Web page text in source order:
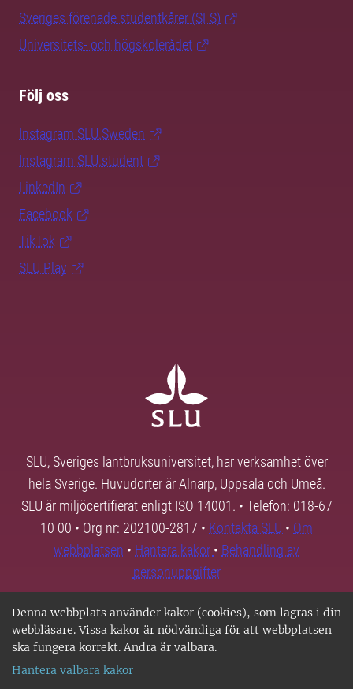
Denna webbplats använder kakor (cookies), som lagras i din
webbläsare. Vissa kakor är nödvändiga för att webbplatsen
ska fungera korrekt. Andra är valbara.
Hantera valbara kakor
Sveriges förenade studentkårer (SFS)
Universitets- och högskolerådet
Följ oss
Instagram SLU.Sweden
Instagram SLU.student
LinkedIn
Facebook
TikTok
SLU Play
SLU, Sveriges lantbruksuniversitet, har verksamhet över
hela Sverige. Huvudorter är Alnarp, Uppsala och Umeå.
SLU är miljöcertifierat enligt ISO 14001. • Telefon: 018-67
10 00 • Org nr: 202100-2817 • Kontakta SLU • Om
webbplatsen • Hantera kakor • Behandling av
personuppgifter